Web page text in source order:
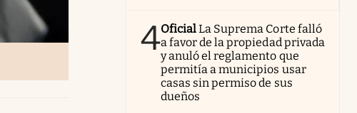
4OficialLa Suprema Corte falló
a favor de la propiedad privada
y anuló el reglamento que
permitía a municipios usar
casas sin permiso de sus
dueños